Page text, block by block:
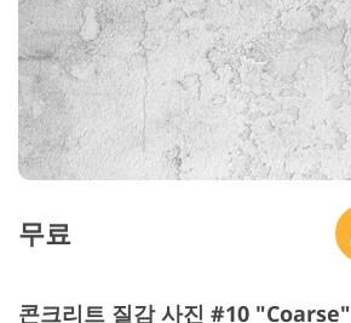
무료
콘크리트 질감 사진 #10 "Coarse"